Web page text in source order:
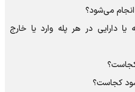
می‌شود؟
دارایی در هر پله وارد یا خارج
کجاست؟